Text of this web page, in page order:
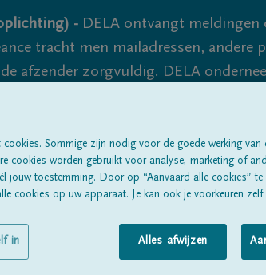
- DELA ontvangt meldingen
tracht men mailadressen, andere
afzender zorgvuldig. DELA
uit te sluiten, dus blijf
Alle rouwberichten
Sommige zijn nodig voor de goede werking van
cookies worden gebruikt voor analyse, marketing of
jouw toestemming. Door op “Aanvaard alle cookies”
cookies op uw apparaat. Je kan ook je voorkeuren zelf
Alles afwijzen
in